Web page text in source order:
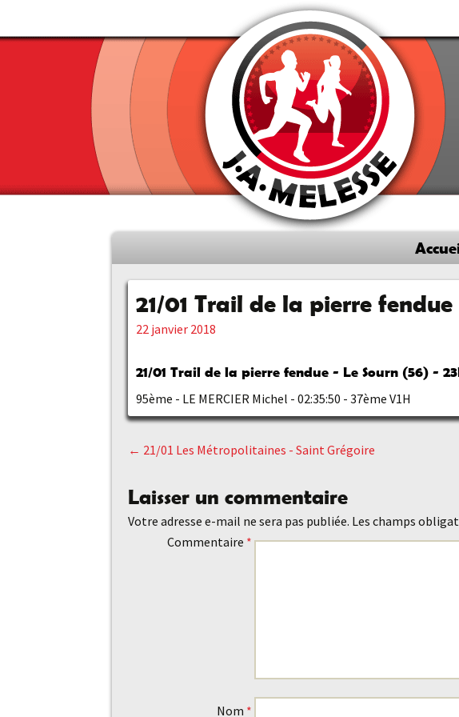
au
contenu
principal
21/01 Trail de la pierre fendue
22 janvier 2018
21/01 Trail de la pierre fendue - Le Sourn (56) -
95ème - LE MERCIER Michel - 02:35:50 - 37ème V1H
Navigation
des
← 21/01 Les Métropolitaines - Saint Grégoire
Laisser un commentaire
Votre adresse e-mail ne sera pas publiée. Les champs
Commentaire *
Nom *